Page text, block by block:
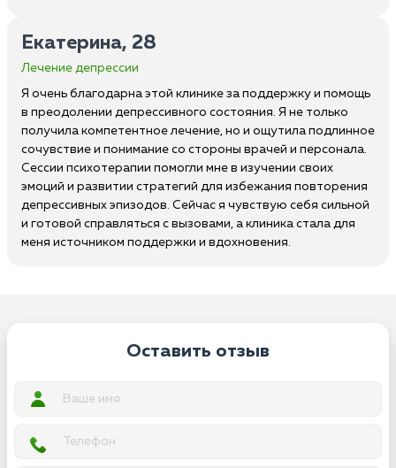
Екатерина, 28
Лечение депрессии
Я очень благодарна этой клинике за поддержку и помощь
в преодолении депрессивного состояния. Я не только
получила компетентное лечение, но и ощутила подлинное
сочувствие и понимание со стороны врачей и персонала.
Сессии психотерапии помогли мне в изучении своих
эмоций и развитии стратегий для избежания повторения
депрессивных эпизодов. Сейчас я чувствую себя сильной
и готовой справляться с вызовами, а клиника стала для
меня источником поддержки и вдохновения.
Оставить отзыв